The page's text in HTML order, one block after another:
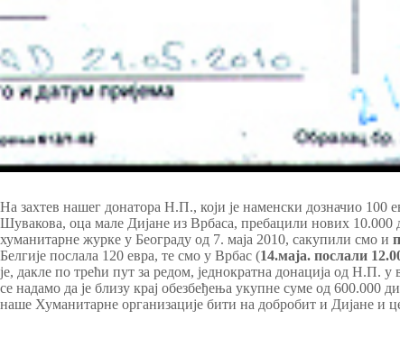
На захтев нашег донатора Н.П., који је наменски дозначио 100
Шувакова, оца мале Дијане из Врбаса, пребацили нових 10.000
хуманитарне журке у Београду од 7. маја 2010, сакупили смо и
Белгије послала 120 евра, те смо у Врбас (14.маја. послали
је, дакле по трећи пут за редом, једнократна донација од Н.П.
се надамо да је близу крај обезбеђења укупне суме од 600.000
наше Хуманитарне организације бити на добробит и Дијане и